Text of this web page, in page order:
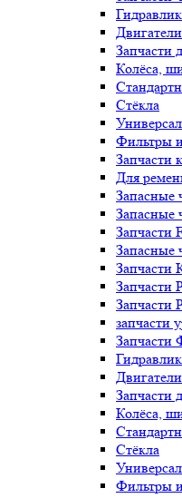
Двигатели
Запчасти
Колёса,
Стёкла
Фильтры
Запчасти
Для
Запасные
Запасные
Запчасти
Запасные
Запчасти
Запчасти
Запчасти
запчасти
Запчасти
Двигатели
Запчасти
Колёса,
Стёкла
Фильтры